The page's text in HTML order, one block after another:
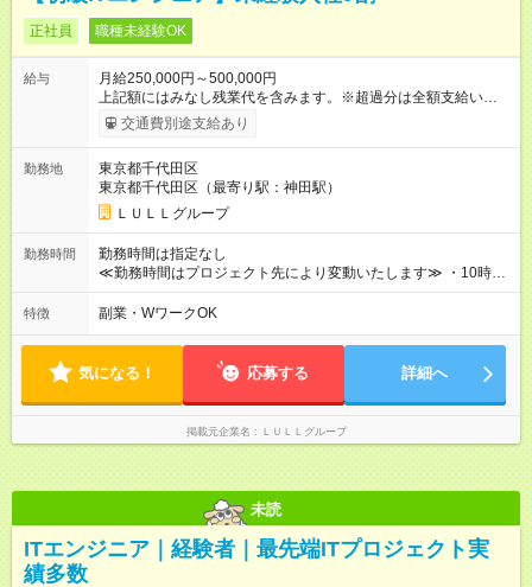
正社員 職種未経験OK
給与
月給250,000円～500,000円
上記額にはみなし残業代を含みます。※超過分は全額支給いたし
ます。 みなし残業代 21,675円／月 みなし残業時間 12時間／月 -
------------------------------------------------------- ≪経験者の方は以下と
万円～＋業績賞与＋交通費＋各種手当 ※固定残業代（30時間/6
万6，610円分）を含む。超過分は追加支給いたします 能力やス
キルを考慮し初任給を決定。経験者の方は前給考慮も可能で
す！ ◎昇給年1回（研修終了後） ◎賞与年2回（2月・8月）＋業
績賞与あり ◤スキルアップも、収入アップも。◢ 入社後の成長
や頑張りは、しっかり給与で還元しています。 実際にほぼ全員
上アップした社員も。 エンジニアへの還元率は業界高水準の
87％。 スキルを磨いた分だけ、収入アップも目指せる環境で
す！ 【試用期間】試用期間あり 試用期間の長さ：6ヶ月 ※ 雇用
形態と給与に、本採用時と異なる部分があります。 雇用形態：
中途採用（契約社員） 給与：月給 230,000円以上 上記額にはみ
なし残業代を含みます。※超過分は全額支給いたします。 みな
別途支給いたします ※研修期間中（最大12ヶ月間）も、試用期
交通費別途支給あり
勤務地
東京都千代田区
東京都千代田区（最寄り駅：神田駅）
ＬＵＬＬグループ
勤務時間
勤務時間は指定なし
≪勤務時間はプロジェクト先により変動いたします≫ ・10時00
分～19時00分（休憩1時間） ・9時00分～18時00分（休憩1時
間） ＼平日夜も、ちゃんと「自分時間」がつくれます／ 残業は
やサウナなど、 趣味の時間を楽しむ社員も多くいます◎
特徴 副業・WワークOK
気になる！ 応募する 詳細へ
掲載元企業名 ＬＵＬＬグループ
未読
ITエンジニア｜経験者｜最先端ITプロジェクト実
績多数